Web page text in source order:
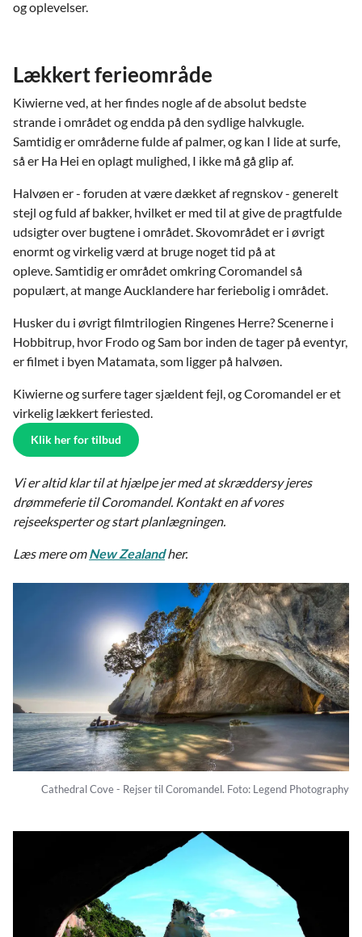
og oplevelser.
Lækkert ferieområde
Kiwierne ved, at her findes nogle af de absolut bedste
strande i området og endda på den sydlige halvkugle.
Samtidig er områderne fulde af palmer, og kan I lide at surfe,
så er Ha Hei en oplagt mulighed, I ikke må gå glip af.
Halvøen er - foruden at være dækket af regnskov - generelt
stejl og fuld af bakker, hvilket er med til at give de pragtfulde
udsigter over bugtene i området. Skovområdet er i øvrigt
enormt og virkelig værd at bruge noget tid på at
opleve. Samtidig er området omkring Coromandel så
populært, at mange Aucklandere har feriebolig i området.
Husker du i øvrigt filmtrilogien Ringenes Herre? Scenerne i
Hobbitrup, hvor Frodo og Sam bor inden de tager på eventyr,
er filmet i byen Matamata, som ligger på halvøen.
Kiwierne og surfere tager sjældent fejl, og Coromandel er et
virkelig lækkert feriested.
Klik her for tilbud
Vi er altid klar til at hjælpe jer med at skræddersy jeres
drømmeferie til Coromandel. Kontakt en af vores
rejseeksperter og start planlægningen.
Læs mere omNew Zealandher.
Cathedral Cove - Rejser til Coromandel. Foto: Legend Photography